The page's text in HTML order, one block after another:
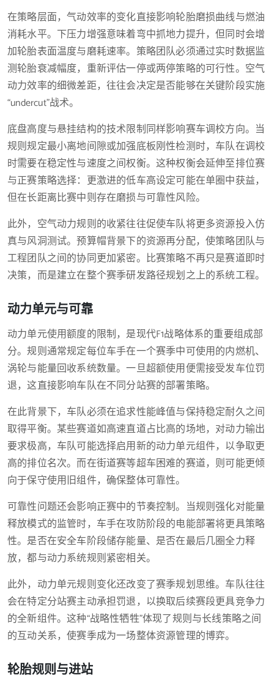
在策略层面，气动效率的变化直接影响轮胎磨损曲线与燃油
消耗水平。下压力增强意味着弯中抓地力提升，但同时会增
加轮胎表面温度与磨耗速率。策略团队必须通过实时数据监
测轮胎衰减幅度，重新评估一停或两停策略的可行性。空气
动力效率的细微差距，往往会决定是否能够在关键阶段实施
“undercut”战术。
底盘高度与悬挂结构的技术限制同样影响赛车调校方向。当
规则规定最小离地间隙或加强底板刚性检测时，车队在调校
时需要在稳定性与速度之间权衡。这种权衡会延伸至排位赛
与正赛策略选择：更激进的低车高设定可能在单圈中获益，
但在长距离比赛中则存在磨损与可靠性风险。
此外，空气动力规则的收紧往往促使车队将更多资源投入仿
真与风洞测试。预算帽背景下的资源再分配，使策略团队与
工程团队之间的协同更加紧密。比赛策略不再只是赛道即时
决策，而是建立在整个赛季研发路径规划之上的系统工程。
动力单元与可靠
动力单元使用额度的限制，是现代F1战略体系的重要组成部
分。规则通常规定每位车手在一个赛季中可使用的内燃机、
涡轮与能量回收系统数量。一旦超额使用便需接受发车位罚
退，这直接影响车队在不同分站赛的部署策略。
在此背景下，车队必须在追求性能峰值与保持稳定耐久之间
取得平衡。某些赛道如高速直道占比高的场地，对动力输出
要求极高，车队可能选择启用新的动力单元组件，以争取更
高的排位名次。而在街道赛等超车困难的赛道，则可能更倾
向于保守使用旧组件，确保整体可靠性。
可靠性问题还会影响正赛中的节奏控制。当规则强化对能量
释放模式的监管时，车手在攻防阶段的电能部署将更具策略
性。是否在安全车阶段储存能量、是否在最后几圈全力释
放，都与动力系统规则紧密相关。
此外，动力单元规则变化还改变了赛季规划思维。车队往往
会在特定分站赛主动承担罚退，以换取后续赛段更具竞争力
的全新组件。这种“战略性牺牲”体现了规则与长线策略之间
的互动关系，使赛季成为一场整体资源管理的博弈。
轮胎规则与进站